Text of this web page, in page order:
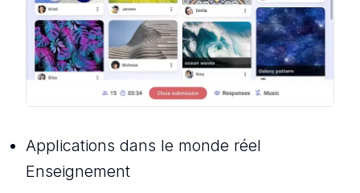
Applications dans le monde réel
Enseignement